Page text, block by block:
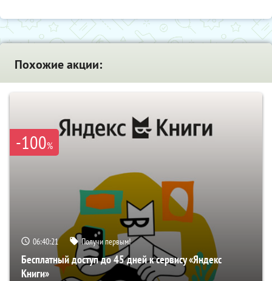
Похожие акции:
-100%
06:40:20 Получи первым!
Бесплатный доступ до 45 дней к сервису «Яндекс
Книги»